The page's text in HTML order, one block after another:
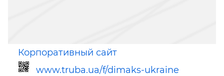
Корпоративный сайт
www.truba.ua/f/dimaks-ukraine